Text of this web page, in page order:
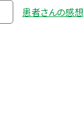
患者さんの感想